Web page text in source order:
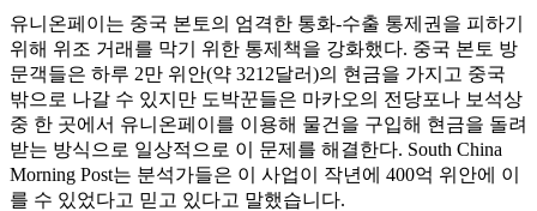
유니온페이는 중국 본토의 엄격한 통화-수출 통제권을 피하기
위해 위조 거래를 막기 위한 통제책을 강화했다. 중국 본토 방
문객들은 하루 2만 위안(약 3212달러)의 현금을 가지고 중국
밖으로 나갈 수 있지만 도박꾼들은 마카오의 전당포나 보석상
중 한 곳에서 유니온페이를 이용해 물건을 구입해 현금을 돌려
받는 방식으로 일상적으로 이 문제를 해결한다. South China
Morning Post는 분석가들은 이 사업이 작년에 400억 위안에 이
를 수 있었다고 믿고 있다고 말했습니다.